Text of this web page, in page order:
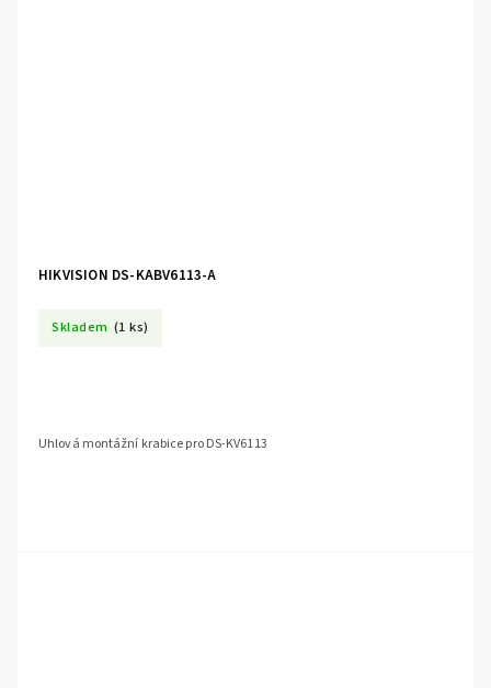
HIKVISION DS-KABV6113-A
Skladem (1 ks)
Uhlová montážní krabice pro DS-KV6113